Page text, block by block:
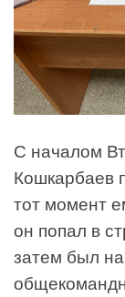
С началом
Кошкарбаев
тот момент
он попал в
затем был